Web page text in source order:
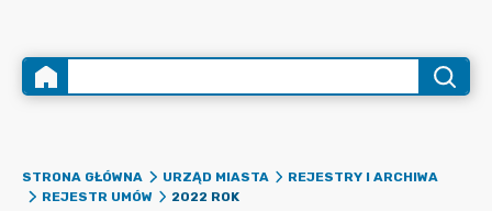
STRONA GŁÓWNA URZĄD MIASTA
REJESTRY I ARCHIWA
REJESTR UMÓW
2022 ROK